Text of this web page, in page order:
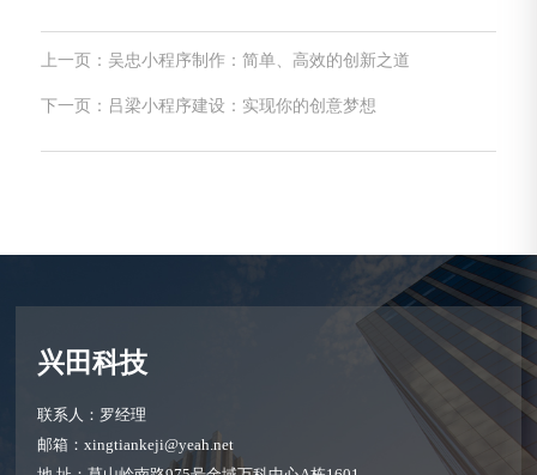
上一页：吴忠小程序制作：简单、高效的创新之道
下一页：吕梁小程序建设：实现你的创意梦想
兴田科技
联系人：罗经理
邮箱：xingtiankeji@yeah.net